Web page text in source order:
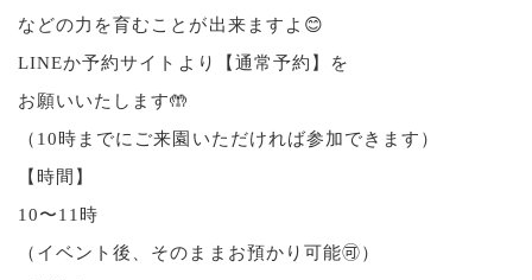
などの力を育むことが出来ますよ😊
LINEか予約サイトより【通常予約】を
お願いいたします🤲
（10時までにご来園いただければ参加できます）
【時間】
10〜11時
（イベント後、そのままお預かり可能🉑）